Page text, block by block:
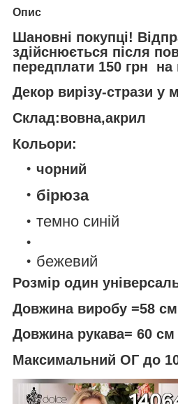
Опис
Шановні покупці!
здійснюється після
передплати 150 грн
Декор вирізу-стрази у
Склад:вовна,акрил
Кольори:
чорний
бірюза
темно синій
бежевий
Розмір один
Довжина виробу =58 см
Довжина рукава= 60 см
Максимальний ОГ до